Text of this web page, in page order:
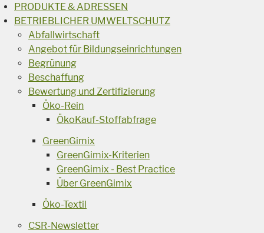
PRODUKTE & ADRESSEN
BETRIEBLICHER UMWELTSCHUTZ
Abfallwirtschaft
Angebot für Bildungseinrichtungen
Begrünung
Beschaffung
Bewertung und Zertifizierung
Öko-Rein
ÖkoKauf-Stoffabfrage
GreenGimix
GreenGimix-Kriterien
GreenGimix - Best Practice
Über GreenGimix
Öko-Textil
CSR-Newsletter